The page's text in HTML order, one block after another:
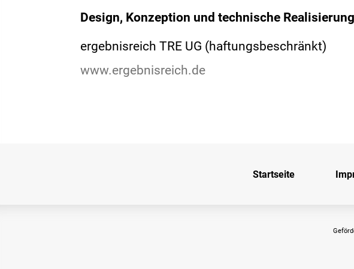
Design, Konzeption und technische Realisierung
ergebnisreich TRE UG (haftungsbeschränkt)
www.ergebnisreich.de
Startseite